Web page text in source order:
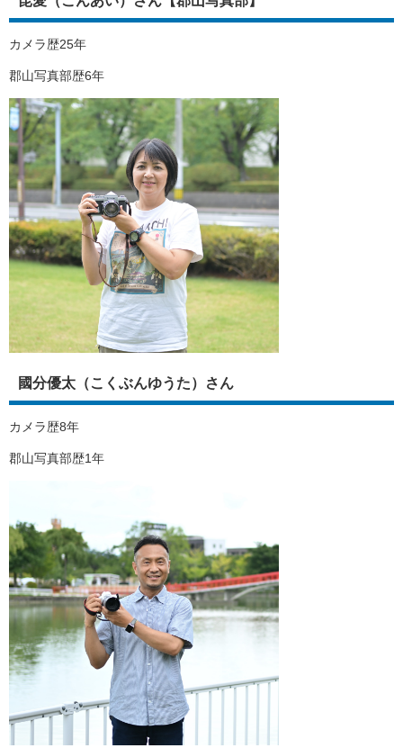
カメラ歴25年
郡山写真部歴6年
國分優太（こくぶんゆうた）さん
カメラ歴8年
郡山写真部歴1年